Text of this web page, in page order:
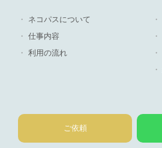
ネコパスについて
仕事内容
利用の流れ
ご依頼